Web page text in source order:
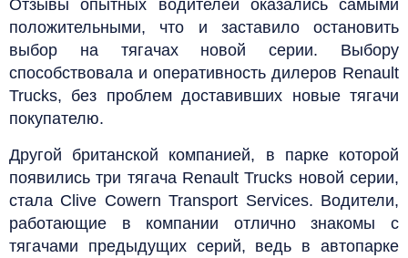
Отзывы опытных водителей оказались самыми
положительными, что и заставило остановить
выбор на тягачах новой серии. Выбору
способствовала и оперативность дилеров Renault
Trucks, без проблем доставивших новые тягачи
покупателю.
Другой британской компанией, в парке которой
появились три тягача Renault Trucks новой серии,
стала Clive Cowern Transport Services. Водители,
работающие в компании отлично знакомы с
тягачами предыдущих серий, ведь в автопарке